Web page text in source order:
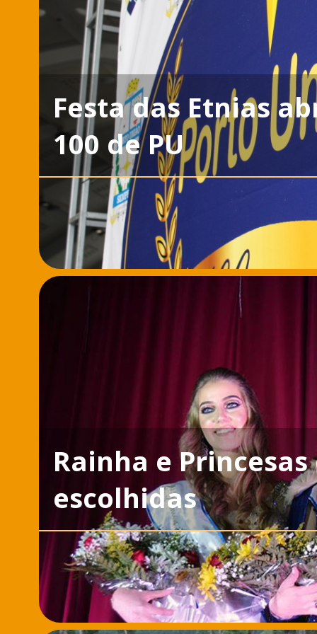
Festa das Etnias
100 de PU
Rainha e
escolhidas